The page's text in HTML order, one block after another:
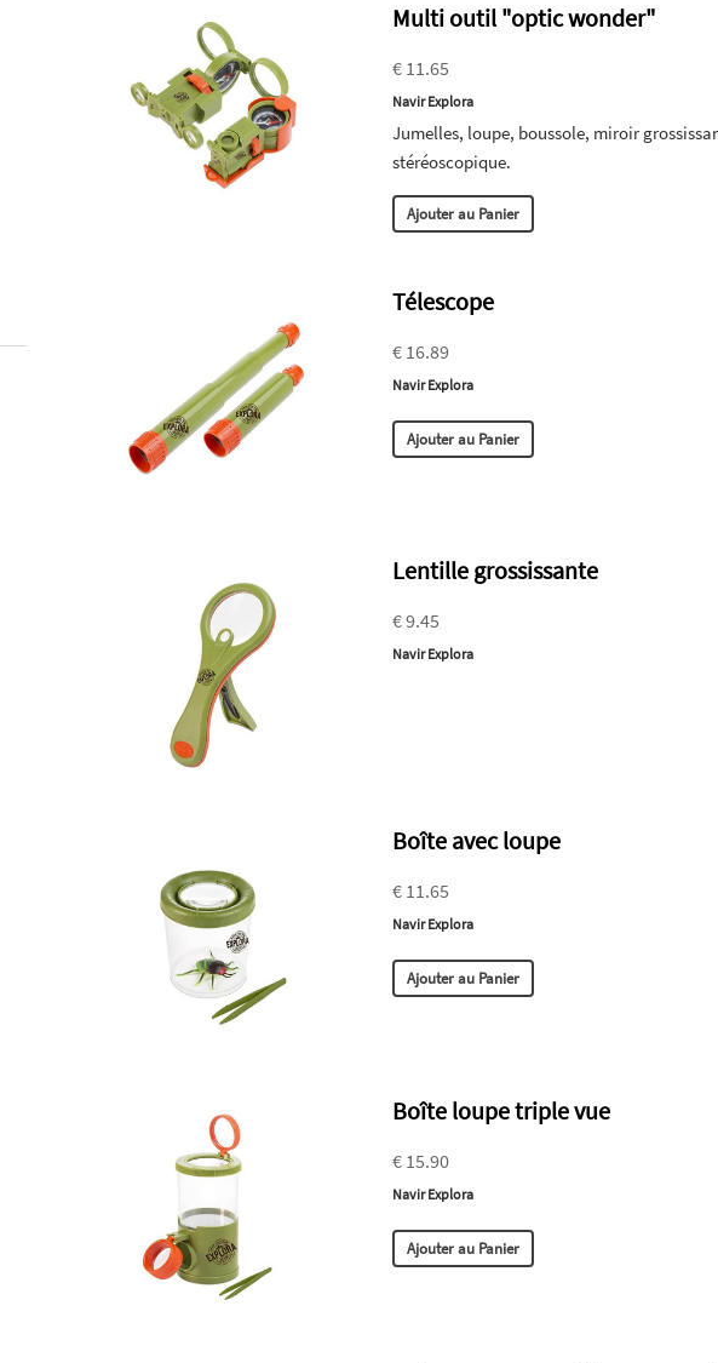
Multi outil "optic wonder"
€ 11.65
Navir Explora
Jumelles, loupe, boussole, miroir
stéréoscopique.
Ajouter au Panier
Télescope
€ 16.89
Navir Explora
Ajouter au Panier
Lentille grossissante
€ 9.45
Navir Explora
Boîte avec loupe
€ 11.65
Navir Explora
Ajouter au Panier
Boîte loupe triple vue
€ 15.90
Navir Explora
Ajouter au Panier